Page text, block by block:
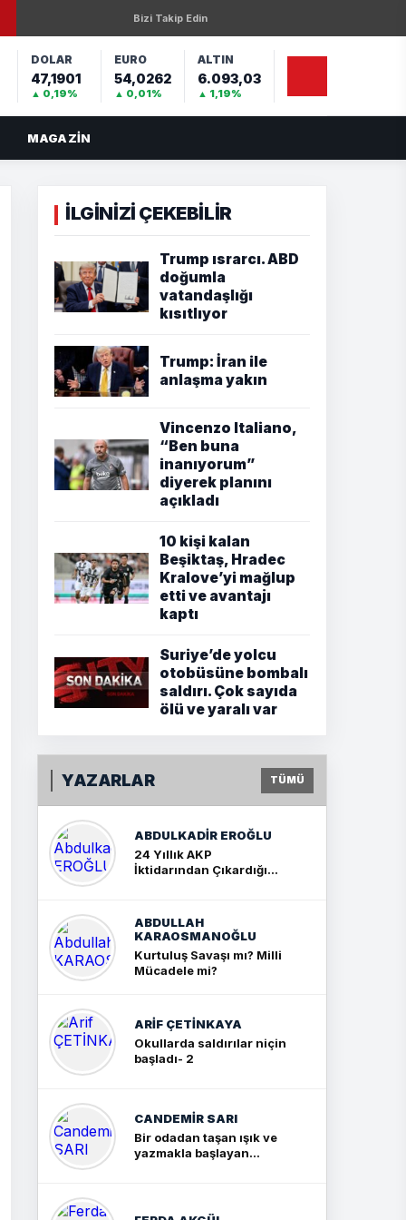
Bizi Takip Edin
DOLAR
47,1901
▲ 0,19%
EURO
54,0262
▲ 0,01%
ALTIN
6.093,03
▲ 1,19%
MAGAZIN
İLGİNİZİ ÇEKEBİLİR
Trump ısrarcı. ABD
doğumla
vatandaşlığı
kısıtlıyor
Trump: İran ile
anlaşma yakın
Vincenzo Italiano,
“Ben buna
inanıyorum”
diyerek planını
açıkladı
10 kişi kalan
Beşiktaş, Hradec
Kralove’yi mağlup
etti ve avantajı
kaptı
Suriye’de yolcu
otobüsüne bombalı
saldırı. Çok sayıda
ölü ve yaralı var
YAZARLAR TÜMÜ
ABDULKADIR EROĞLU
24 Yıllık AKP
İktidarından Çıkardığım
ABDULLAH
KARAOSMANOĞLU
Kurtuluş Savaşı mı? Milli
Mücadele mi?
ARIF ÇETİNKAYA
Okullarda saldırılar niçin
başladı- 2
CANDEMIR SARI
Bir odadan taşan ışık ve
yazmakla başlayan